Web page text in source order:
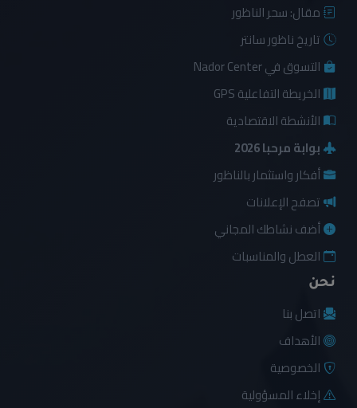
مقال: سحر الناظور
تاريخ ناظور سانتر
التسوق في Nador Center
الخريطة التفاعلية GPS
الأنشطة الاقتصادية
بوابة مرحبا 2026
أفكار واستثمار بالناظور
تصفح الإعلانات
أضف نشاطك المجاني
العطل والمناسبات
نحن
اتصل بنا
الأهداف
الخصوصية
إخلاء المسؤولية